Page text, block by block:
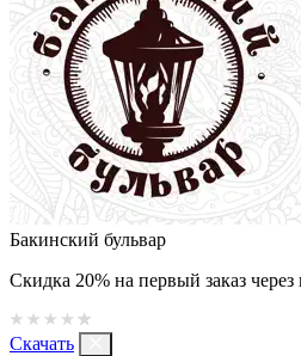
Бакинский бульвар
Скидка 20% на первый заказ
Скачать